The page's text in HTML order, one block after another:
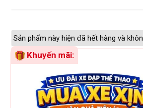
Sản phẩm này hiện đã hết hàng và
Khuyến mãi: